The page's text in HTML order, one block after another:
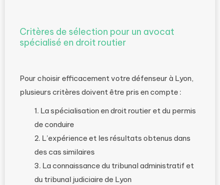
Critères de sélection pour un avocat
spécialisé en droit routier
Pour choisir efficacement votre défenseur à Lyon,
plusieurs critères doivent être pris en compte :
La spécialisation en droit routier et du permis
de conduire
L’expérience et les résultats obtenus dans
des cas similaires
La connaissance du tribunal administratif et
du tribunal judiciaire de Lyon